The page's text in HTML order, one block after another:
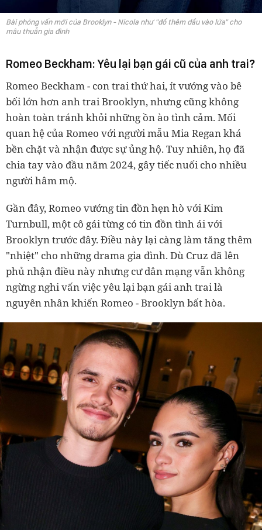
Bài phỏng vấn mới của Brooklyn - Nicola như "đổ thêm dầu vào lửa" cho
mâu thuẫn gia đình
Romeo Beckham: Yêu lại bạn gái cũ của anh trai?
Romeo Beckham - con trai thứ hai, ít vướng vào bê
bối lớn hơn anh trai Brooklyn, nhưng cũng không
hoàn toàn tránh khỏi những ồn ào tình cảm. Mối
quan hệ của Romeo với người mẫu Mia Regan khá
bền chặt và nhận được sự ủng hộ. Tuy nhiên, họ đã
chia tay vào đầu năm 2024, gây tiếc nuối cho nhiều
người hâm mộ.
Gần đây, Romeo vướng tin đồn hẹn hò với Kim
Turnbull, một cô gái từng có tin đồn tình ái với
Brooklyn trước đây. Điều này lại càng làm tăng thêm
"nhiệt" cho những drama gia đình. Dù Cruz đã lên
phủ nhận điều này nhưng cư dân mạng vẫn không
ngừng nghi vấn việc yêu lại bạn gái anh trai là
nguyên nhân khiến Romeo - Brooklyn bất hòa.